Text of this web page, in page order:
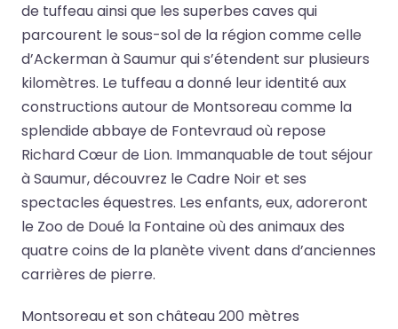
de tuffeau ainsi que les superbes caves qui
parcourent le sous-sol de la région comme celle
d’Ackerman à Saumur qui s’étendent sur plusieurs
kilomètres. Le tuffeau a donné leur identité aux
constructions autour de Montsoreau comme la
splendide abbaye de Fontevraud où repose
Richard Cœur de Lion. Immanquable de tout séjour
à Saumur, découvrez le Cadre Noir et ses
spectacles équestres. Les enfants, eux, adoreront
le Zoo de Doué la Fontaine où des animaux des
quatre coins de la planète vivent dans d’anciennes
carrières de pierre.
Montsoreau et son château 200 mètres